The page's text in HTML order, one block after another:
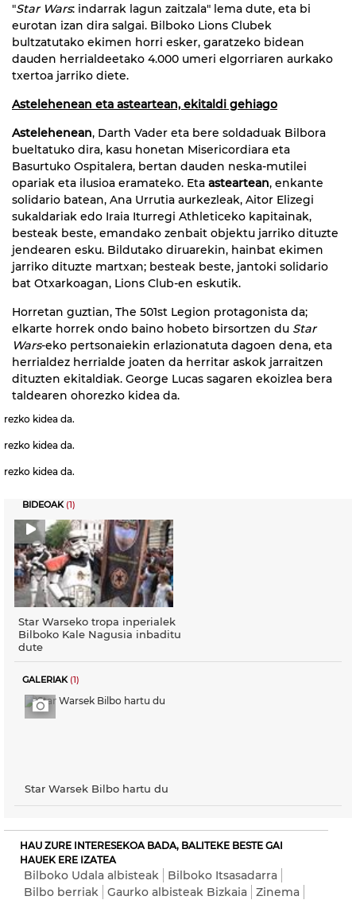
"Star Wars: indarrak lagun zaitzala" lema dute, eta bi
eurotan izan dira salgai. Bilboko Lions Clubek
bultzatutako ekimen horri esker, garatzeko bidean
dauden herrialdeetako 4.000 umeri elgorriaren aurkako
txertoa jarriko diete.
Astelehenean eta asteartean, ekitaldi gehiago
Astelehenean, Darth Vader eta bere soldaduak Bilbora
bueltatuko dira, kasu honetan Misericordiara eta
Basurtuko Ospitalera, bertan dauden neska-mutilei
opariak eta ilusioa eramateko. Eta asteartean, enkante
solidario batean, Ana Urrutia aurkezleak, Aitor Elizegi
sukaldariak edo Iraia Iturregi Athleticeko kapitainak,
besteak beste, emandako zenbait objektu jarriko dituzte
jendearen esku. Bildutako diruarekin, hainbat ekimen
jarriko dituzte martxan; besteak beste, jantoki solidario
bat Otxarkoagan, Lions Club-en eskutik.
Horretan guztian, The 501st Legion protagonista da;
elkarte horrek ondo baino hobeto birsortzen du Star
Wars-eko pertsonaiekin erlazionatuta dagoen dena, eta
herrialdez herrialde joaten da herritar askok jarraitzen
dituzten ekitaldiak. George Lucas sagaren ekoizlea bera
taldearen ohorezko kidea da.
rezko kidea da.
rezko kidea da.
rezko kidea da.
BIDEOAK (1)
Star Warseko tropa inperialek
Bilboko Kale Nagusia inbaditu
dute
GALERIAK (1)
Star Warsek Bilbo hartu du
HAU ZURE INTERESEKOA BADA, BALITEKE BESTE GAI
HAUEK ERE IZATEA
Bilboko Udala albisteak
Bilboko Itsasadarra
Bilbo berriak
Gaurko albisteak Bizkaia
Zinema